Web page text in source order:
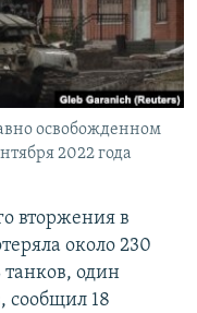
освобожденном
2022 года
вторжения в
около 230
один
сообщил 18